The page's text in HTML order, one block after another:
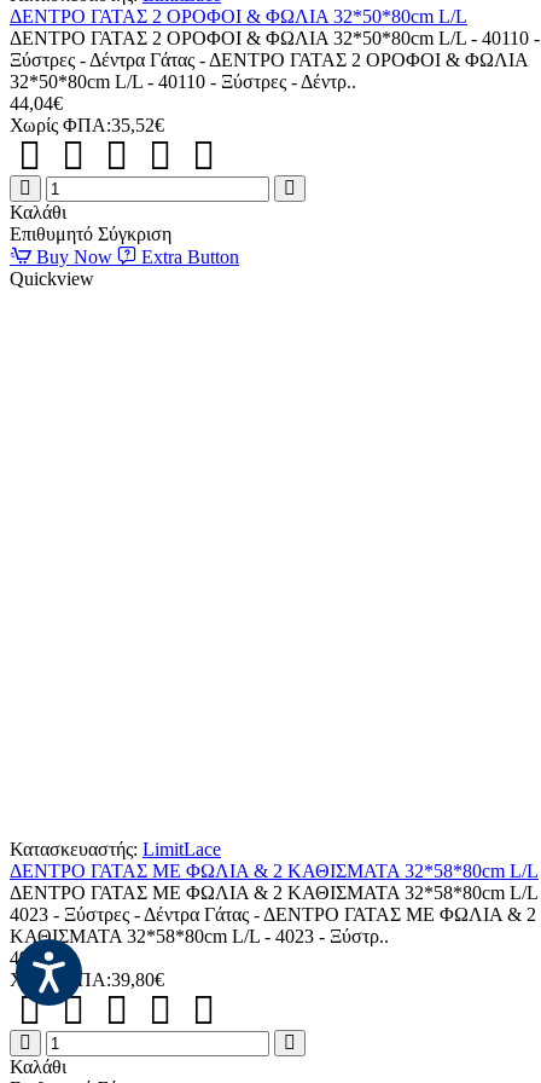
ΔΕΝΤΡΟ ΓΑΤΑΣ 2 ΟΡΟΦΟΙ & ΦΩΛΙΑ 32*50*80cm L/L
ΔΕΝΤΡΟ ΓΑΤΑΣ 2 ΟΡΟΦΟΙ & ΦΩΛΙΑ 32*50*80cm L/L - 40110 -
Ξύστρες - Δέντρα Γάτας - ΔΕΝΤΡΟ ΓΑΤΑΣ 2 ΟΡΟΦΟΙ & ΦΩΛΙΑ
32*50*80cm L/L - 40110 - Ξύστρες - Δέντρ..
44,04€
Χωρίς ΦΠΑ:35,52€
ΔΕΝΤΡΟ
ΓΑΤΑΣ
2
ΟΡΟΦΟΙ
&
ΦΩΛΙΑ
Καλάθι
Επιθυμητό Σύγκριση
Buy Now
Extra Button
Quickview
Κατασκευαστής: LimitLace
ΔΕΝΤΡΟ ΓΑΤΑΣ ΜΕ ΦΩΛΙΑ & 2 ΚΑΘΙΣΜΑΤΑ 32*58*80cm L/L
ΔΕΝΤΡΟ ΓΑΤΑΣ ΜΕ ΦΩΛΙΑ & 2 ΚΑΘΙΣΜΑΤΑ 32*58*80cm L/L
4023 - Ξύστρες - Δέντρα Γάτας - ΔΕΝΤΡΟ ΓΑΤΑΣ ΜΕ ΦΩΛΙΑ & 2
ΚΑΘΙΣΜΑΤΑ 32*58*80cm L/L - 4023 - Ξύστρ..
49,35€
Χωρίς ΦΠΑ:39,80€
ΔΕΝΤΡΟ
ΓΑΤΑΣ
Καλάθι